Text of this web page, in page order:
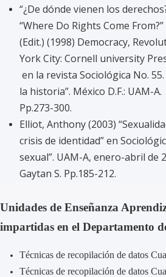
“¿De dónde vienen los
“Where Do Rights Come
(Edit.) (1998) Democracy,
York City: Cornell university
en la revista Sociológica No.
la historia”. México D.F.: UAM-
Pp.273-300.
Elliot, Anthony (2003)
crisis de identidad” en
sexual”. UAM-A, enero-abril de
Gaytan S. Pp.185-212.
Unidades de Enseñanza
impartidas en el Departamento
Técnicas de recopilación de datos
Técnicas de recopilación de datos